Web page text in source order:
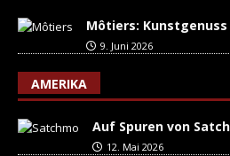
Môtiers:
9. Juni 2026
AMERIKA
Auf Spuren von
12. Mai 2026